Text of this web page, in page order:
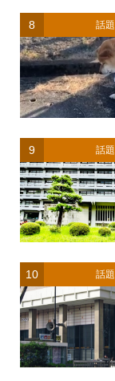
8 話題
9 話題
10 話題